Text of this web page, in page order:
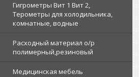
Гигрометры Вит 1 Вит 2,
Терометры для холодильника,
комнатные, водные
Расходный материал о/р
полимерный,резиновый
Медицинская мебель